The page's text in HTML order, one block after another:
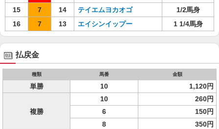
15
7 14 テイエムヨカオゴ
1/2馬身
16
7 13 エイシンイップー 1 1/4馬身
払戻金
種類 馬番 金額
単勝 10 1,120円
複勝
10
260円
6
150円
8
350円